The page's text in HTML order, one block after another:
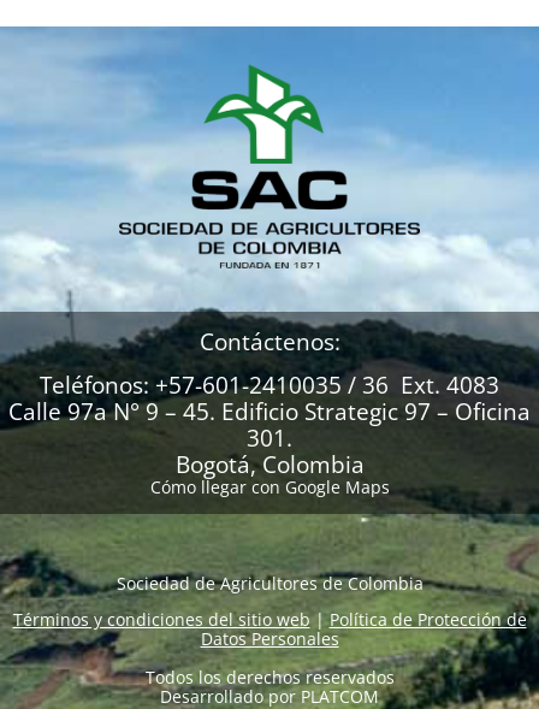
Contáctenos:
Teléfonos: +57-601-2410035 / 36 Ext. 4083
Calle 97a N° 9 – 45. Edificio Strategic 97 – Oficina
301.
Bogotá, Colombia
Cómo llegar con Google Maps
Sociedad de Agricultores de Colombia
Términos y condiciones del sitio web|Política de Protección de
Datos Personales
Todos los derechos reservados
Desarrollado por PLATCOM